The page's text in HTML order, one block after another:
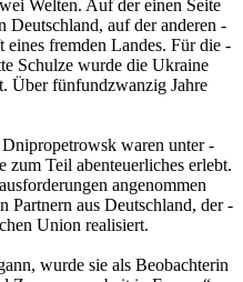
Welten. Auf der einen Seite
Deutschland, auf der anderen
eines fremden Landes. Für die
Schulze wurde die Ukraine
Über fünfundzwanzig Jahre
waren unter
zum Teil abenteuerliches erlebt.
angenommen
Partnern aus Deutschland, der
Union realisiert.
wurde sie als Beobachterin